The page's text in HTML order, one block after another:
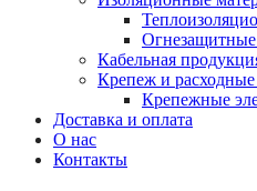
Кабельная
Крепеж и
Крепежные
Доставка и оплата
О нас
Контакты